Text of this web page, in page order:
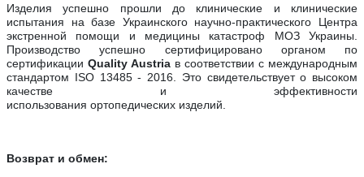
Изделия успешно прошли до клинические и клинические
испытания на базе Украинского научно-практического Центра
экстренной помощи и медицины катастроф МОЗ Украины
Производство успешно сертифицировано органом по
сертификации Quality Austria в соответствии с международным
стандартом ISO 13485 - 2016. Это свидетельствует о высоком
качестве и эффективности
использования ортопедических изделий.
Возврат и обмен: